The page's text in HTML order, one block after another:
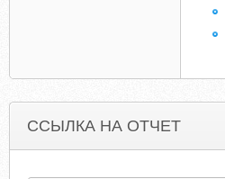
ССЫЛКА НА ОТЧЕТ